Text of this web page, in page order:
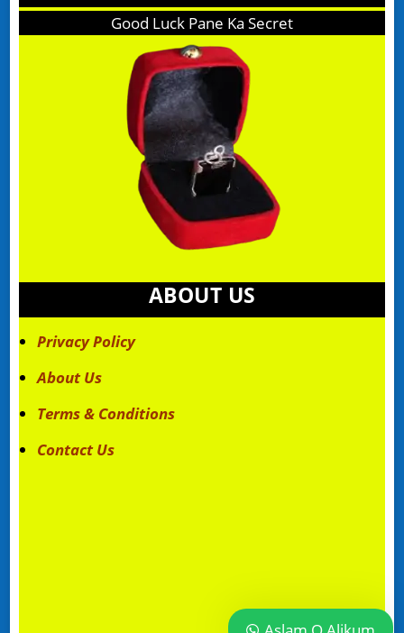
Good Luck Pane Ka Secret
ABOUT US
Privacy Policy
About Us
Terms & Conditions
Contact Us